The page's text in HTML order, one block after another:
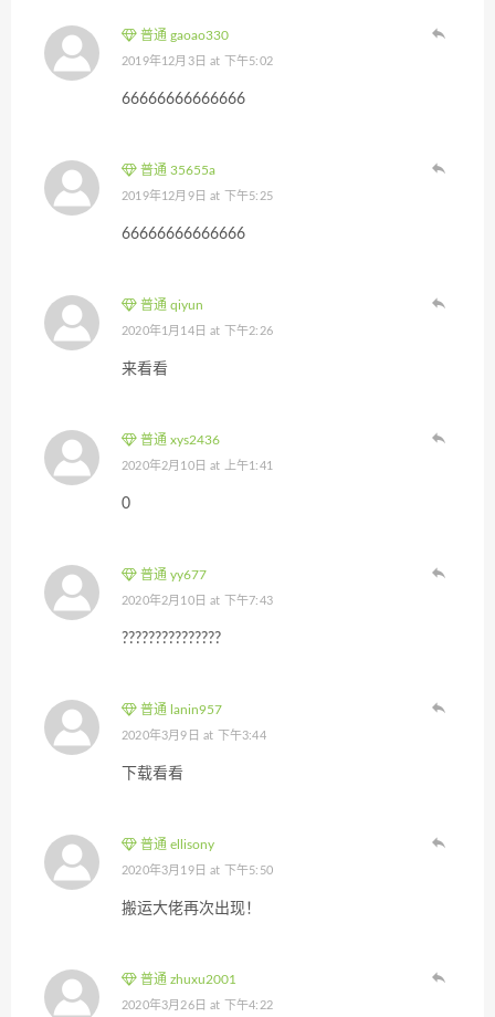
普通 gaoao330
2019年12月3日 at 下午5:02
66666666666666
普通 35655a
2019年12月9日 at 下午5:25
66666666666666
普通 qiyun
2020年1月14日 at 下午2:26
来看看
普通 xys2436
2020年2月10日 at 上午1:41
0
普通 yy677
2020年2月10日 at 下午7:43
???????????????
普通 lanin957
2020年3月9日 at 下午3:44
下载看看
普通 ellisony
2020年3月19日 at 下午5:50
搬运大佬再次出现！
普通 zhuxu2001
2020年3月26日 at 下午4:22